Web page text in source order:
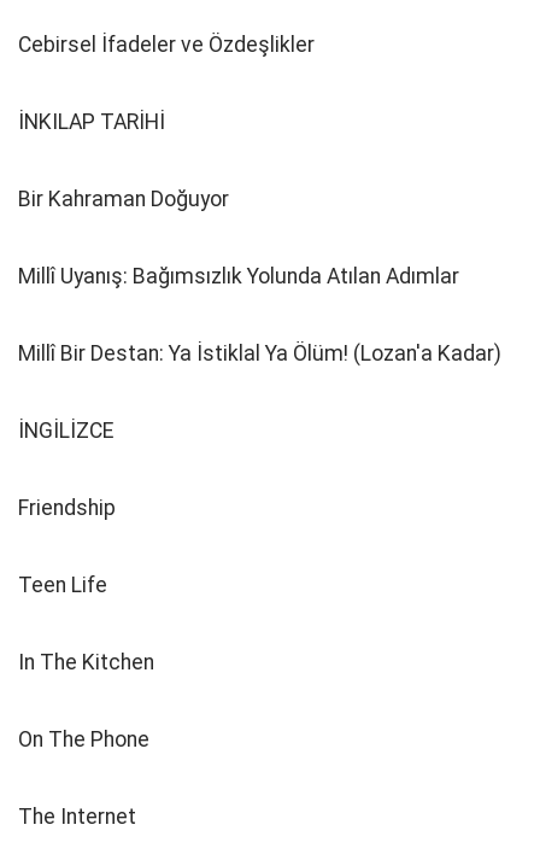
Cebirsel İfadeler ve Özdeşlikler
İNKILAP TARİHİ
Bir Kahraman Doğuyor
Millî Uyanış: Bağımsızlık Yolunda Atılan Adımlar
Millî Bir Destan: Ya İstiklal Ya Ölüm! (Lozan'a Kadar)
İNGİLİZCE
Friendship
Teen Life
In The Kitchen
On The Phone
The Internet